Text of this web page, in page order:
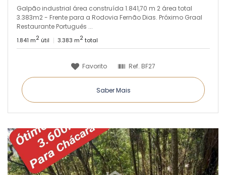
Galpão industrial área construída 1.841,70 m 2 área total
3.383m2 - Frente para a Rodovia Fernão Dias. Próximo Graal
Restaurante Português ...
1.841 m2 útil 3.383 m2total
Favorito Ref. BF27
Saber Mais